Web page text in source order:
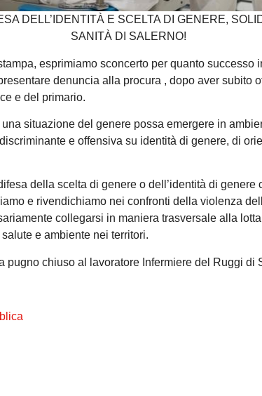
DELL’IDENTITÀ E SCELTA DI GENERE,
SANITÀ DI SALERNO!
esprimiamo sconcerto per quanto successo
denuncia alla procura , dopo aver subito
e del primario.
situazione del genere possa emergere in
e offensiva su identità di genere, di
della scelta di genere o dell’identità di genere
e rivendichiamo nei confronti della violenza
collegarsi in maniera trasversale alla
e ambiente nei territori.
pugno chiuso al lavoratore Infermiere del Ruggi di